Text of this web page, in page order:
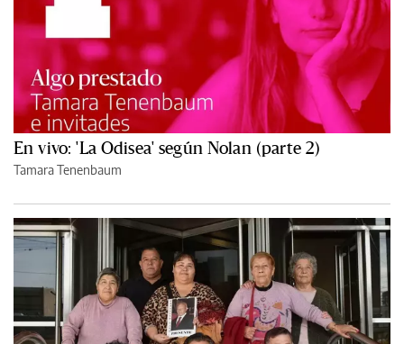
En vivo: 'La Odisea' según Nolan (parte 2)
Tamara Tenenbaum